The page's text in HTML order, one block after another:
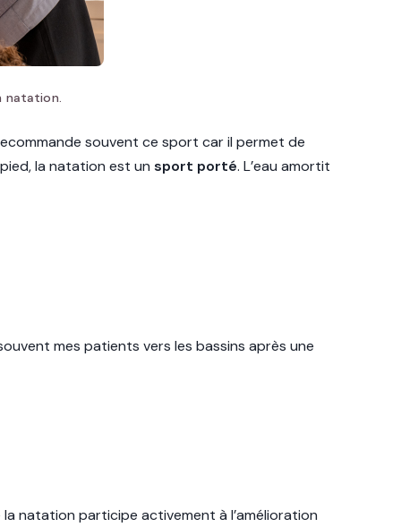
natation.
souvent ce sport car il permet de
la natation est un sport porté. L’eau amortit
mes patients vers les bassins après une
natation participe activement à l’amélioration